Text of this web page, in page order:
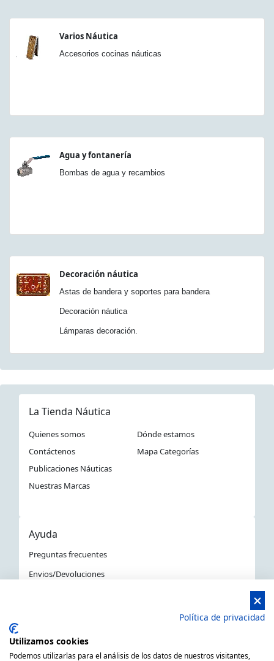
Varios Náutica
Accesorios cocinas náuticas
Agua y fontanería
Bombas de agua y recambios
Decoración náutica
Astas de bandera y soportes para bandera
Decoración náutica
Lámparas decoración.
La Tienda Náutica
Quienes somos
Dónde estamos
Contáctenos
Mapa Categorías
Publicaciones Náuticas
Nuestras Marcas
Ayuda
Preguntas frecuentes
Envios/Devoluciones
La Tienda Náutica en Barcelona
Política de privacidad
Utilizamos cookies
Podemos utilizarlas para el análisis de los datos de nuestros visitantes,